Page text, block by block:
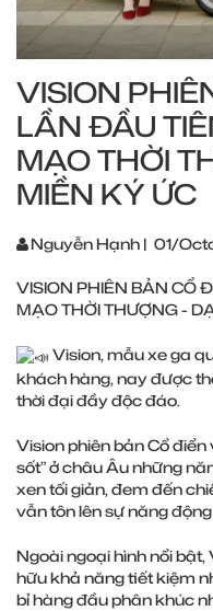
VISION
LẦN ĐẦU
MẠO THỜI
MIỀN KÝ ỨC
Nguyễn Hạnh | 01/
VISION PHIÊN BẢN CỔ
MẠO THỜI THƯỢNG -
Vision, mẫu xe ga
khách hàng, nay được
thời đại đầy độc đáo.
Vision phiên bản Cổ
sốt” ở châu Âu những
xen tối giản, đem đến
vẫn tôn lên sự năng
Ngoài ngoại hình nổi bật,
hữu khả năng tiết kiệm
bỉ hàng đầu phân khúc